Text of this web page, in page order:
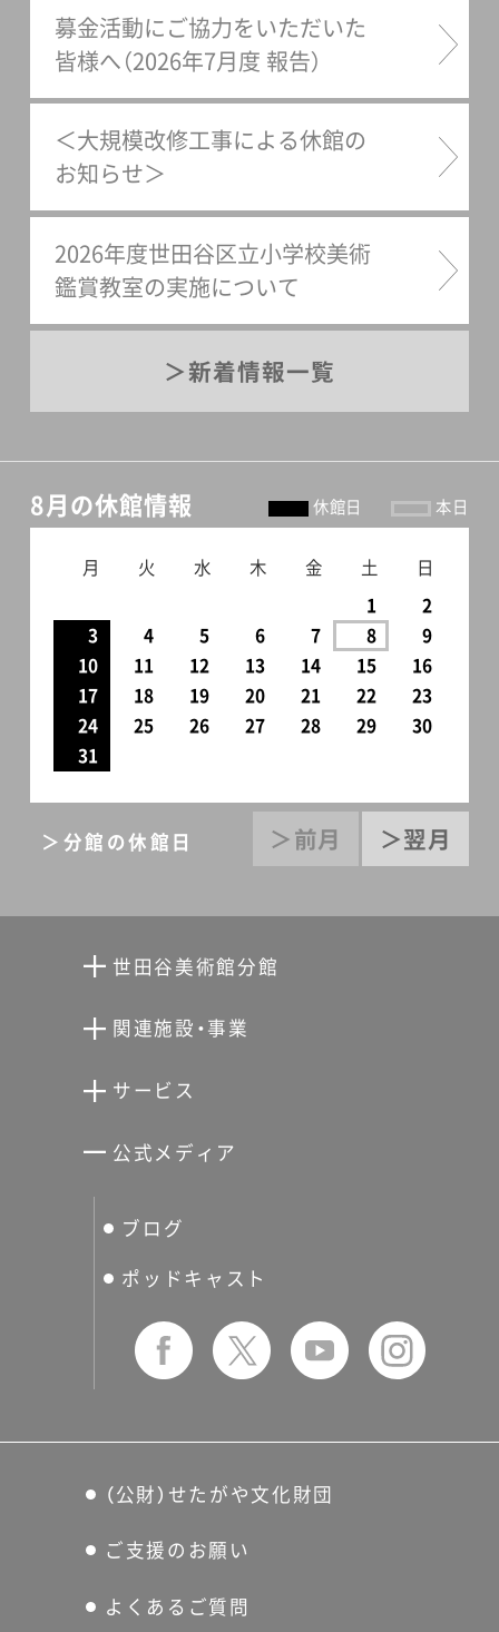
募金活動にご協力をいただいた
皆様へ（2026年7月度 報告）
＜大規模改修工事による休館の
お知らせ＞
2026年度世田谷区立小学校美術
鑑賞教室の実施について
新着情報一覧
8月の休館情報 休館日 本日
月 火 水 木 金 土 日
1
2
3
4 5 6 7 8
9
10
11 12 13 14 15
16
17
18 19 20 21 22
23
24
25 26 27 28 29
30
31
＞前月 ＞翌月
＞分館の休館日
世田谷美術館分館
向井潤吉アトリエ館
分館スケジュール
関連施設・事業
世田谷文学館
せたおん
サービス
せたがやアーツカード
友の会
公式メディア
ブログ
ポッドキャスト
（公財）せたがや文化財団
ご支援のお願い
よくあるご質問